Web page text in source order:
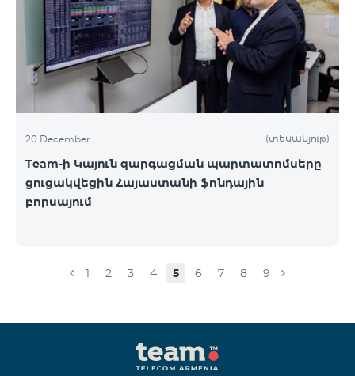
20 December (տեսանյութ)
Team-ի Կայուն զարգացման պարտատոմսերը
ցուցակվեցին Հայաստանի ֆոնդային
բորսայում
1 2 3 4 5 6 7 8 9